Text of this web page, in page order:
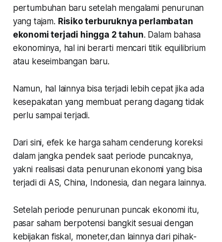
pertumbuhan baru setelah mengalami penurunan
yang tajam. Risiko terburuknya perlambatan
ekonomi terjadi hingga 2 tahun. Dalam bahasa
ekonominya, hal ini berarti mencari titik equilibrium
atau keseimbangan baru.
Namun, hal lainnya bisa terjadi lebih cepat jika ada
kesepakatan yang membuat perang dagang tidak
perlu sampai terjadi.
Dari sini, efek ke harga saham cenderung koreksi
dalam jangka pendek saat periode puncaknya,
yakni realisasi data penurunan ekonomi yang bisa
terjadi di AS, China, Indonesia, dan negara lainnya.
Setelah periode penurunan puncak ekonomi itu,
pasar saham berpotensi bangkit sesuai dengan
kebijakan fiskal, moneter,dan lainnya dari pihak-